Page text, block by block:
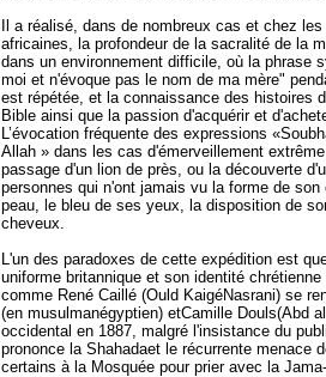
Il a réalisé, dans de nombreux cas et chez
africaines, la profondeur de la sacralité de la
dans un environnement difficile, où la phrase
moi et n'évoque pas le nom de ma mère"
est répétée, et la connaissance des histoires
Bible ainsi que la passion d'acquérir et
L’évocation fréquente des expressions
Allah » dans les cas d'émerveillement
passage d'un lion de près, ou la découverte
personnes qui n'ont jamais vu la forme de
peau, le bleu de ses yeux, la disposition de
cheveux.
L'un des paradoxes de cette expédition est
uniforme britannique et son identité
comme René Caillé (Ould KaigéNasrani) se
(en musulmanégyptien) etCamille Douls(Abd
occidental en 1887, malgré l'insistance du
prononce la Shahadaet le récurrente menace
certains à la Mosquée pour prier avec la